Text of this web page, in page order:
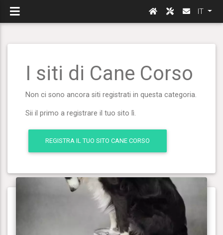
IT
I siti di Cane Corso
Non ci sono ancora siti registrati in questa categoria.
Sii il primo a registrare il tuo sito lì.
REGISTRA IL TUO SITO CANE CORSO